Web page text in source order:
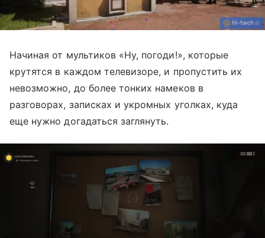
Начиная от мультиков «Ну, погоди!», которые
крутятся в каждом телевизоре, и пропустить их
невозможно, до более тонких намеков в
разговорах, записках и укромных уголках, куда
еще нужно догадаться заглянуть.